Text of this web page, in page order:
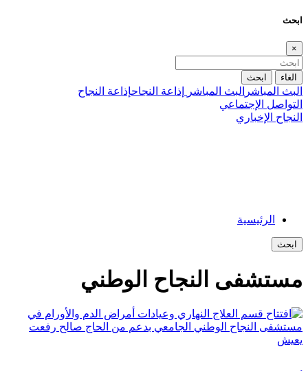
ابحث
×
الغاء ابحث
البث المباشر البث المباشر إذاعة النجاحإذاعة النجاح
التواصل الإجتماعي
النجاح الإخباري
الرئيسية
ابحث
مستشفى النجاح الوطني